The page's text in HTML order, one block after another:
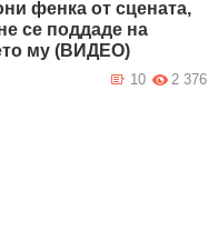
фенка от сцената,
се поддаде на
му (ВИДЕО)
2 376
10